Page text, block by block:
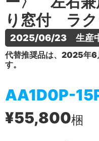
り窓付 ラク
2025/06/23　生産
代替推奨品は、2025年6
す。
AA1D0P-
¥55,800梱